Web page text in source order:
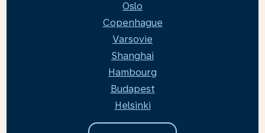
Oslo
Copenhague
Varsovie
Shanghai
Hambourg
Budapest
Helsinki